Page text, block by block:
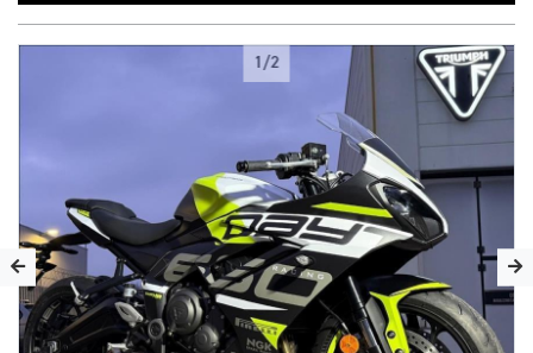
1/2